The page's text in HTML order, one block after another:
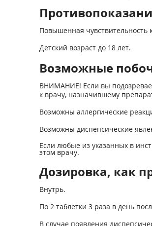
Повышенная
Детский возраст до 18 лет.
Возможные
ВНИМАНИЕ! Если вы
к врачу, назначившему
Возможны аллергические
Возможны диспепсические
Если любые из указанных в
этом врачу.
Дозировка, как
Внутрь.
По 2 таблетки 3 раза в день
В случае появления